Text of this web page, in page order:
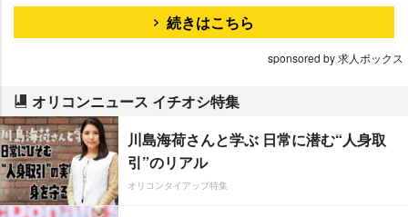
続きはこちら
sponsored by 求人ボックス
オリコンニュース イチオシ特集
川島海荷さんと学ぶ 日常に潜む“人身取
引”のリアル
オリコンタイアップ特集